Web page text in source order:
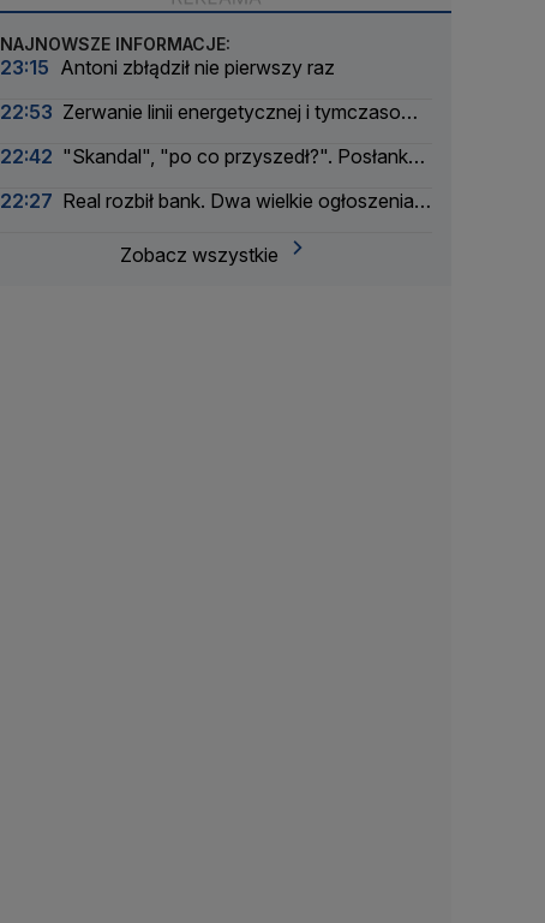
NAJNOWSZE INFORMACJE:
23:15 Antoni zbłądził nie pierwszy raz
22:53 Zerwanie linii energetycznej i tymczasowa
Wojskowa
22:42 "Skandal", "po co przyszedł?". Posłanka
22:27 Real rozbił bank. Dwa wielkie ogłoszenia
Zobacz wszystkie